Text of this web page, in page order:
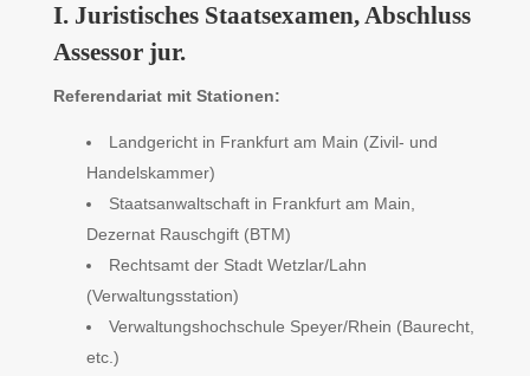
I. Juristisches Staatsexamen, Abschluss
Assessor jur.
Referendariat mit Stationen:
Landgericht in Frankfurt am Main (Zivil- und
Handelskammer)
Staatsanwaltschaft in Frankfurt am Main,
Dezernat Rauschgift (BTM)
Rechtsamt der Stadt Wetzlar/Lahn
(Verwaltungsstation)
Verwaltungshochschule Speyer/Rhein (Baurecht,
etc.)